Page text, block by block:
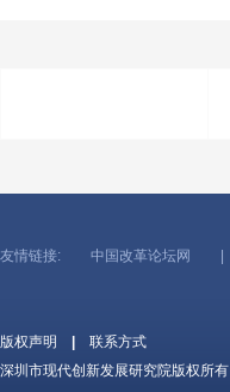
友情链接: 中国改革论坛网
版权声明
联系方式
深圳市现代创新发展研究院版权所有